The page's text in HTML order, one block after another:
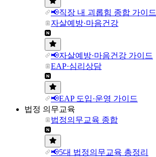
📢직장 내 괴롭힘 종합 가이드
자살예방·마음건강
📢자살예방·마음건강 가이드
EAP·심리상담
📢EAP 도입·운영 가이드
법정 의무교육
법정의무교육 종합
📢5대 법정의무교육 총정리